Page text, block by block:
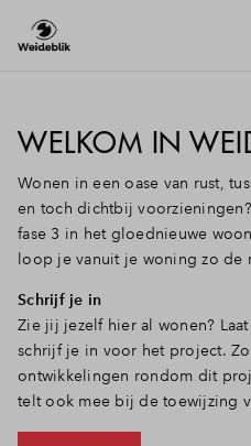
WELKOM IN
Wonen in een oase van rust,
en toch dichtbij
fase 3 in het gloednieuwe
loop je vanuit je woning zo de
Schrijf je in
Zie jij jezelf hier al wonen?
schrijf je in voor het project.
ontwikkelingen rondom dit
telt ook mee bij de toewijzing